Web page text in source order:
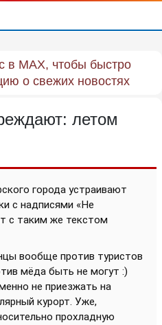
в MAX, чтобы быстро
о свежих новостях
летом
города устраивают
с надписями «Не
с таким же текстом
вообще против туристов
мёда быть не могут :)
не приезжать на
курорт. Уже,
прохладную